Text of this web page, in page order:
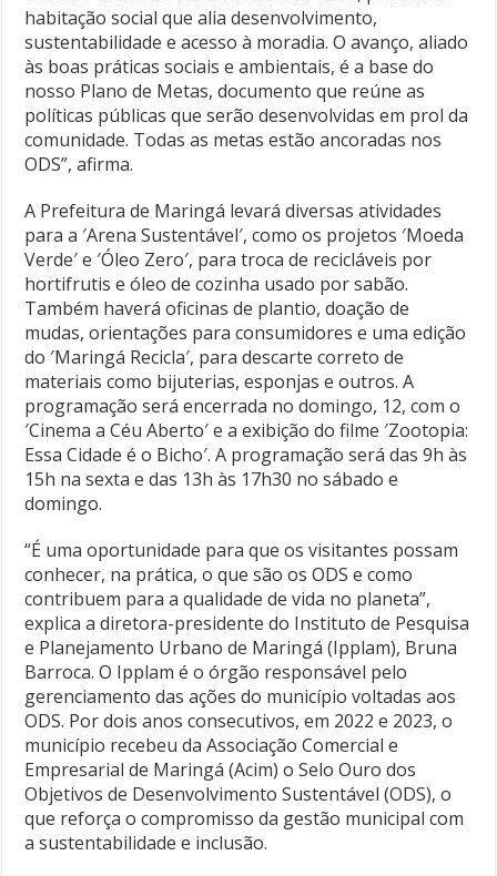
habitação social que alia desenvolvimento,
sustentabilidade e acesso à moradia. O avanço, aliado
às boas práticas sociais e ambientais, é a base do
nosso Plano de Metas, documento que reúne as
políticas públicas que serão desenvolvidas em prol da
comunidade. Todas as metas estão ancoradas nos
ODS”, afirma.
A Prefeitura de Maringá levará diversas atividades
para a ′Arena Sustentável′, como os projetos ′Moeda
Verde′ e ′Óleo Zero′, para troca de recicláveis por
hortifrutis e óleo de cozinha usado por sabão.
Também haverá oficinas de plantio, doação de
mudas, orientações para consumidores e uma edição
do ′Maringá Recicla′, para descarte correto de
materiais como bijuterias, esponjas e outros. A
programação será encerrada no domingo, 12, com o
′Cinema a Céu Aberto′ e a exibição do filme ′Zootopia:
Essa Cidade é o Bicho′. A programação será das 9h às
15h na sexta e das 13h às 17h30 no sábado e
domingo.
“É uma oportunidade para que os visitantes possam
conhecer, na prática, o que são os ODS e como
contribuem para a qualidade de vida no planeta”,
explica a diretora-presidente do Instituto de Pesquisa
e Planejamento Urbano de Maringá (Ipplam), Bruna
Barroca. O Ipplam é o órgão responsável pelo
gerenciamento das ações do município voltadas aos
ODS. Por dois anos consecutivos, em 2022 e 2023, o
município recebeu da Associação Comercial e
Empresarial de Maringá (Acim) o Selo Ouro dos
Objetivos de Desenvolvimento Sustentável (ODS), o
que reforça o compromisso da gestão municipal com
a sustentabilidade e inclusão.